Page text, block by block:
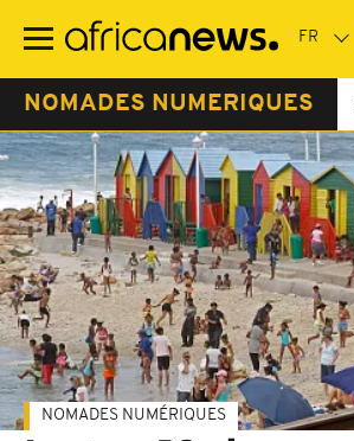
contenu
NOMADES NUMERIQUES
NOMADES NUMÉRIQUES